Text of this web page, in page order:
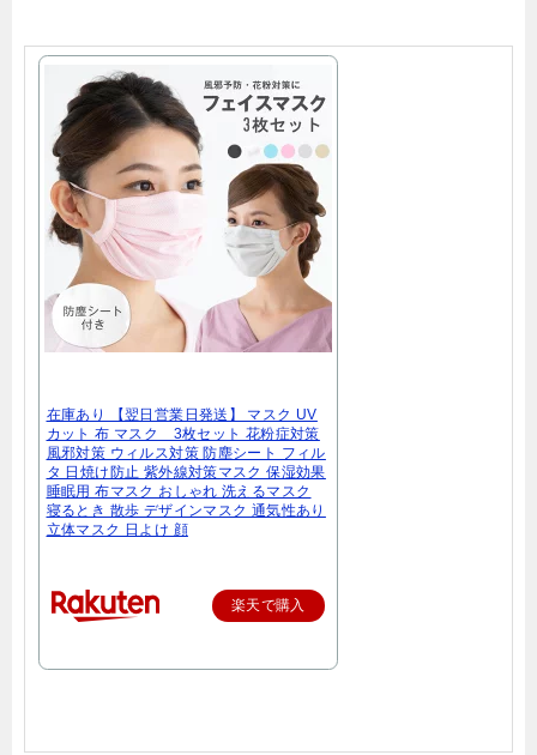
在庫あり 【翌日営業日発送】 マスク UV
カット 布 マスク 3枚セット 花粉症対策
風邪対策 ウィルス対策 防塵シート フィル
タ 日焼け防止 紫外線対策マスク 保湿効果
睡眠用 布マスク おしゃれ 洗えるマスク
寝るとき 散歩 デザインマスク 通気性あり
立体マスク 日よけ 顔
楽天で購入